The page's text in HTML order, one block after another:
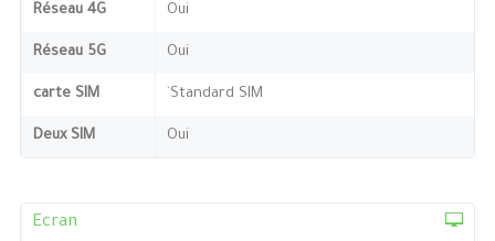
Réseau 4G Oui
Réseau 5G Oui
carte SIM `Standard SIM
Deux SIM Oui
Ecran